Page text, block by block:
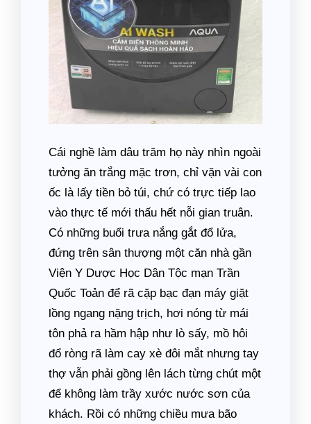
Cái nghề làm dâu trăm họ này nhìn ngoài
tưởng ăn trắng mặc trơn, chỉ vặn vài con
ốc là lấy tiền bỏ túi, chứ có trực tiếp lao
vào thực tế mới thấu hết nỗi gian truân.
Có những buổi trưa nắng gắt đổ lửa,
đứng trên sân thượng một căn nhà gần
Viện Y Dược Học Dân Tộc mạn Trần
Quốc Toản để rã cặp bạc đạn máy giặt
lồng ngang nặng trịch, hơi nóng từ mái
tôn phả ra hầm hập như lò sấy, mồ hôi
đổ ròng rã làm cay xè đôi mắt nhưng tay
thợ vẫn phải gồng lên lách từng chút một
để không làm trầy xước nước sơn của
khách. Rồi có những chiều mưa bão